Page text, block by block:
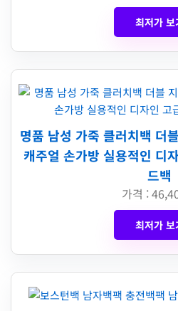
최저가 보
명품 남성 가죽 클러치백 더
캐주얼 손가방 실용적인 디
드백
가격 :
최저가 보